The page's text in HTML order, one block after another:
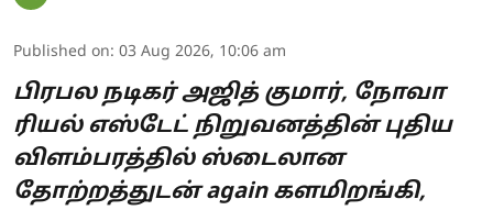
Published on: 03 Aug 2026, 10:06 am
பிரபல நடிகர் அஜித் குமார், நோவா
ரியல் எஸ்டேட் நிறுவனத்தின் புதிய
விளம்பரத்தில் ஸ்டைலான
தோற்றத்துடன் again களமிறங்கி,